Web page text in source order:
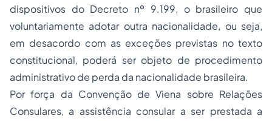
dispositivos do Decreto nº 9.199, o brasileiro que
voluntariamente adotar outra nacionalidade, ou seja,
em desacordo com as exceções previstas no texto
constitucional, poderá ser objeto de procedimento
administrativo de perda da nacionalidade brasileira.
Por força da Convenção de Viena sobre Relações
Consulares, a assistência consular a ser prestada a